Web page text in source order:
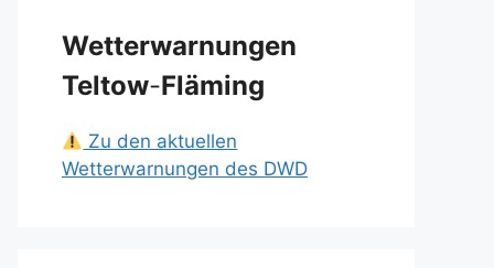
Wetterwarnungen
Teltow-Fläming
Zu den aktuellen
Wetterwarnungen des DWD